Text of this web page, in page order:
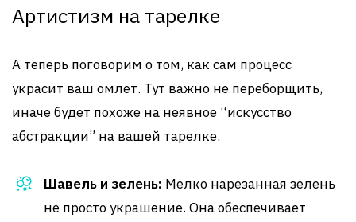
Артистизм на тарелке
А теперь поговорим о том, как сам процесс
украсит ваш омлет. Тут важно не переборщить,
иначе будет похоже на неявное “искусство
абстракции” на вашей тарелке.
Шавель и зелень: Мелко нарезанная зелень
не просто украшение. Она обеспечивает